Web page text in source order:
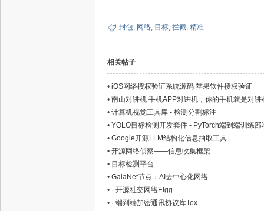
封包, 网络, 目标, 拦截, 精准
相关帖子
• iOS网络授权验证系统源码 苹果软件授权验证
• 南山对讲机 手机APP对讲机，你的手机就是对讲
• 计算机视觉工具库 - 检测分割标注
• YOLO目标检测开发套件 - PyTorch端到端训练部
• Google开源LLM结构化信息抽取工具
• 开源网络侦察——信息收集框架
• 目标检测平台
• GaiaNet节点：AI去中心化网络
• · 开源社交网络Elgg
• · 端到端加密通讯协议库Tox